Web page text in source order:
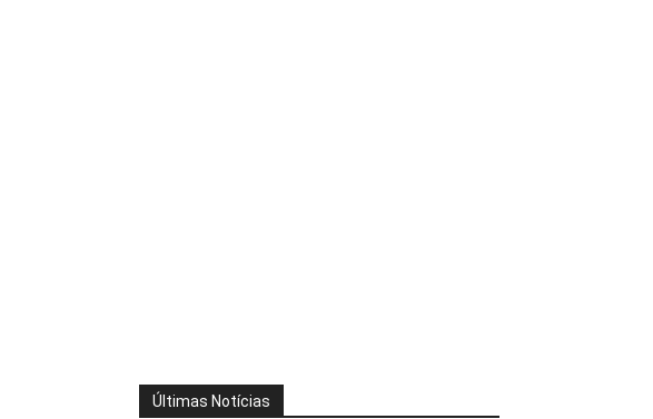
Últimas Notícias